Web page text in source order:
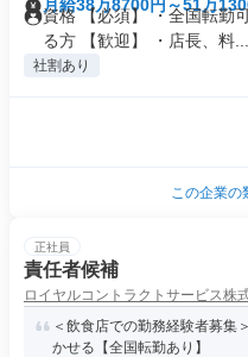
月給38万8700円～51万
資格 【必須】 ・全国転勤
る方 【歓迎】 ・店長、料...
社割あり
この企業の
正社員
責任者候補
ロイヤルコントラクトサービス株
＜飲食店での勤務経験者募集
かせる【全国転勤あり】